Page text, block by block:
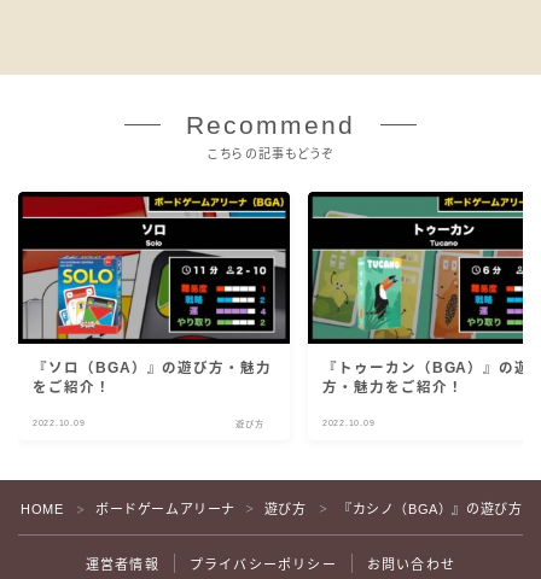
Recommend
こちらの記事もどうぞ
『ソロ（BGA）』の遊び方・魅力
をご紹介！
2022.10.09 遊び方
『トゥーカン（BGA）』の遊
方・魅力をご紹介！
2022.10.09
HOME ＞ ボードゲームアリーナ ＞ 遊び方 ＞ 『カシノ（BGA）』の遊び方
運営者情報 プライバシーポリシー お問い合わせ